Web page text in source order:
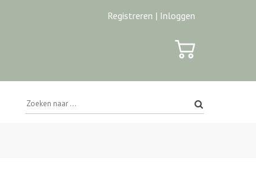
Registreren | Inloggen